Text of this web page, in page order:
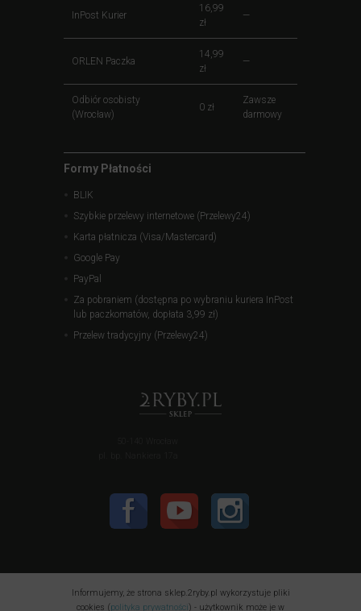
InPost Kurier
16,99
zł
—
ORLEN Paczka
14,99
zł
—
Odbiór osobisty
(Wrocław)
0 zł
Zawsze
darmowy
Formy Płatności
BLIK
Szybkie przelewy internetowe (Przelewy24)
Karta płatnicza (Visa/Mastercard)
Google Pay
PayPal
Za pobraniem (dostępna po wybraniu kuriera InPost
lub paczkomatów, dopłata 3,99 zł)
Przelew tradycyjny (Przelewy24)
Informujemy, że strona sklep.2ryby.pl wykorzystuje pliki
cookies (polityka prywatności) - użytkownik może je w